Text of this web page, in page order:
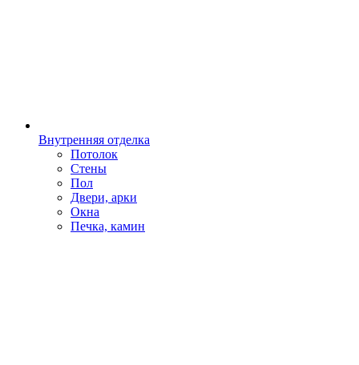
Внутренняя отделка
Потолок
Стены
Пол
Двери, арки
Окна
Печка, камин